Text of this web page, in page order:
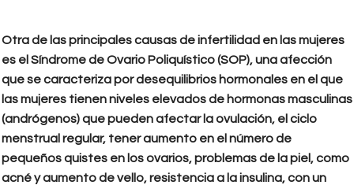
Otra de las principales causas de infertilidad en las mujeres
es el Síndrome de Ovario Poliquístico (SOP), una afección
que se caracteriza por desequilibrios hormonales en el que
las mujeres tienen niveles elevados de hormonas masculinas
(andrógenos) que pueden afectar la ovulación, el ciclo
menstrual regular, tener aumento en el número de
pequeños quistes en los ovarios, problemas de la piel, como
acné y aumento de vello, resistencia a la insulina, con un